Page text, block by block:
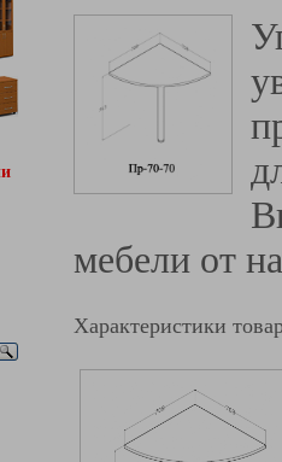
мебели от
Характеристики